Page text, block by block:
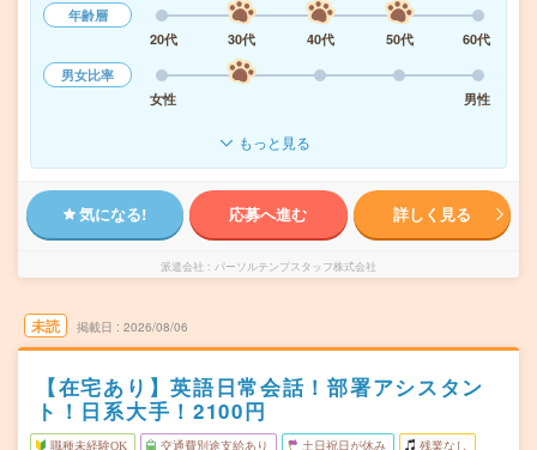
年齢層
20代
30代 40代 50代
60代
男女比率
女性
男性
もっと見る
気になる! 応募へ進む 詳しく見る
派遣会社 パーソルテンプスタッフ株式会社
未読 掲載日 2026/08/06
【在宅あり】英語日常会話！部署アシスタン
ト！日系大手！2100円
職種未経験OK 交通費別途支給あり 土日祝日が休み 残業なし